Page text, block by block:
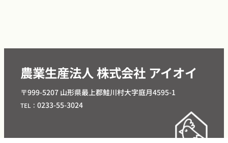
農業生産法人 株式会社 アイオイ
〒999-5207 山形県最上郡鮭川村大字庭月4595-1
TEL： 0233-55-3024